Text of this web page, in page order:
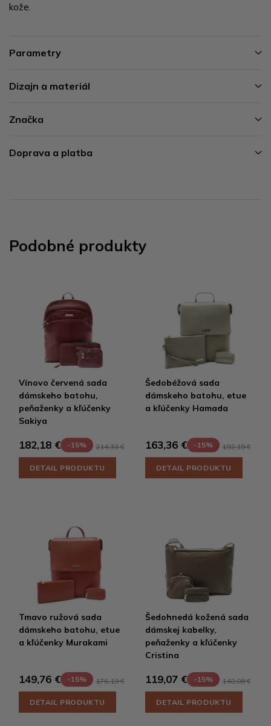
kože.
Parametry
Dizajn a materiál
Značka
Doprava a platba
Podobné produkty
Vínovo červená sada
dámskeho batohu,
peňaženky a kľúčenky
Sakiya
182,18 € -15% 214,33 €
DETAIL PRODUKTU
Šedobéžová sada
dámskeho batohu, etue
a kľúčenky Hamada
163,36 € -15% 192,19 €
DETAIL PRODUKTU
Tmavo ružová sada
dámskeho batohu, etue
a kľúčenky Murakami
149,76 € -15% 176,19 €
DETAIL PRODUKTU
Šedohnedá kožená sada
dámskej kabelky,
peňaženky a kľúčenky
Cristina
119,07 € -15% 140,08 €
DETAIL PRODUKTU